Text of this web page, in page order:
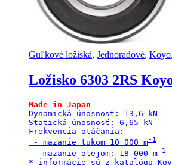
Guľkové ložiská, Jednoradové, Koyo,
Ložisko 6303 2RS
Made in Japan
Dynamická únosnosť: 13,6 kN
Statická únosnosť: 6,65 kN
Frekvencia otáčania:
- mazanie tukom 10 000 m
- mazanie olejom: 18 000 m